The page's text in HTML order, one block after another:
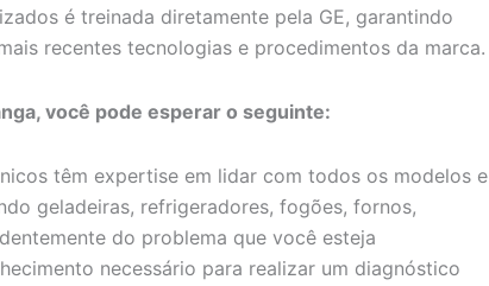
é treinada diretamente pela GE, garantindo
recentes tecnologias e procedimentos da marca.
você pode esperar o seguinte:
têm expertise em lidar com todos os modelos e
geladeiras, refrigeradores, fogões, fornos,
do problema que você esteja
necessário para realizar um diagnóstico